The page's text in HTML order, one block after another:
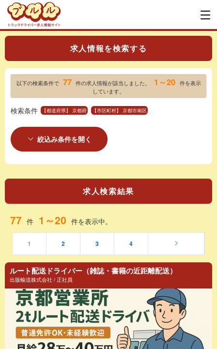
求人情報を検索する
以下の検索条件で 77 件の求人情報が該当しました。 1～20 件を表示
しています。
検索条件 【都道府県】 京都府 【市区町村】 京都市南区
絞込み条件を開く
求人検索結果
77 件 1～20 件を表示中。
1 2 3 4
ルート配送ドライバー（雑誌・書籍の近距離配送）
出版輸送株式会社 / 正社員